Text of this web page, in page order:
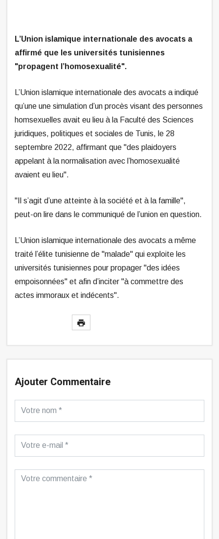
L’Union islamique internationale des avocats a
affirmé que les universités tunisiennes
"propagent l’homosexualité".
L’Union islamique internationale des avocats a indiqué
qu’une une simulation d’un procès visant des personnes
homsexuelles avait eu lieu à la Faculté des Sciences
juridiques, politiques et sociales de Tunis, le 28
septembre 2022, affirmant que "des plaidoyers
appelant à la normalisation avec l’homosexualité
avaient eu lieu".
"Il s’agit d’une atteinte à la société et à la famille",
peut-on lire dans le communiqué de l’union en question.
L’Union islamique internationale des avocats a même
traité l’élite tunisienne de "malade" qui exploite les
universités tunisiennes pour propager "des idées
empoisonnées" et afin d’inciter "à commettre des
actes immoraux et indécents".
Ajouter Commentaire